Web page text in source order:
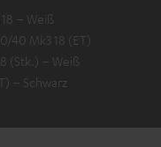
– Weiß
40 Mk3 18 (ET)
(Stk.) – Weiß
– Schwarz